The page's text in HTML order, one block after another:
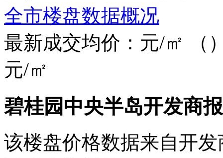
全市楼盘数据概况
最新成交均价： 元/㎡ （
元/㎡
碧桂园中央半岛开发商
该楼盘价格数据来自开